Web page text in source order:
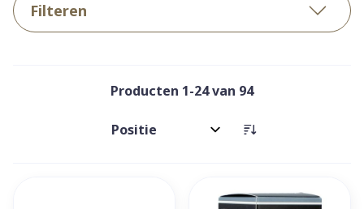
Filteren
Producten 1-24van 94
Sorteer op: